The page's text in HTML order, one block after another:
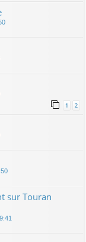
1 2
sur Touran